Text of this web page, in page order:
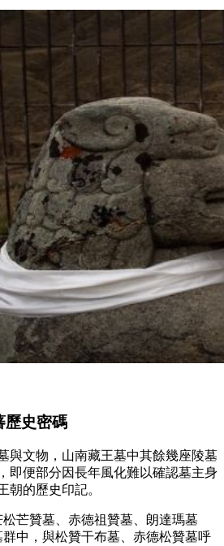
歷史密碼
與文物，山南藏王墓中其餘幾座陵墓
即便部分因長年風化難以確認墓主身
朝的歷史印記。
芒贊墓、赤德祖贊墓、朗達瑪墓
中，與松贊干布墓、赤德松贊墓呼